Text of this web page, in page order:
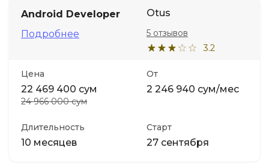
Android Developer
Подробнее
Otus
3.2
5 отзывов
Цена
22 469 400 сум
24 966 000 сум
От
2 246 940 сум/мес
Длительность
10 месяцев
Старт
27 сентября
Акции и промокоды